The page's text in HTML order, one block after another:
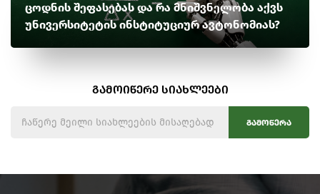
ცოდნის შეფასებას და რა მნიშვნელობა აქვს
უნივერსიტეტის ინსტიტუციურ ავტონომიას?
გამოიწერე სიახლეები
გამოწერა